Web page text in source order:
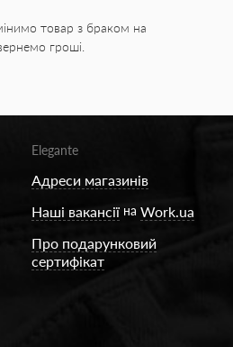
товар з браком на
гроші.
Elegante
Адреси магазинів
Наші вакансії на Work.ua
Про подарунковий
сертифікат